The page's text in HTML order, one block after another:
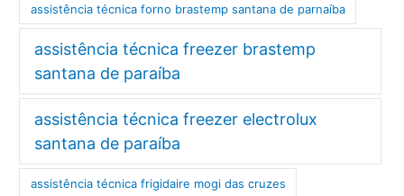
assistência técnica forno brastemp santana de parnaíba
assistência técnica freezer brastemp
santana de paraíba
assistência técnica freezer electrolux
santana de paraíba
assistência técnica frigidaire mogi das cruzes